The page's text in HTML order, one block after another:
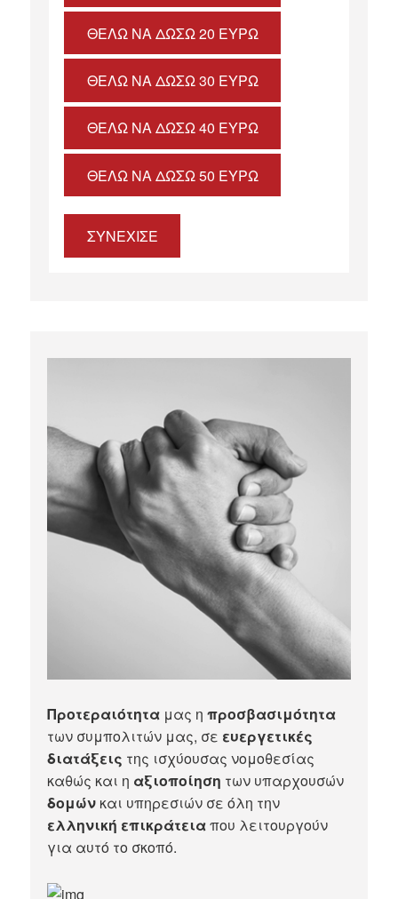
ΘΈΛΩ ΝΑ ΔΏΣΩ 20 ΕΥΡΏ
ΘΈΛΩ ΝΑ ΔΏΣΩ 30 ΕΥΡΏ
ΘΈΛΩ ΝΑ ΔΏΣΩ 40 ΕΥΡΏ
ΘΈΛΩ ΝΑ ΔΏΣΩ 50 ΕΥΡΏ
ΣΥΝΕΧΙΣΕ
Προτεραιότητα μας ηπροσβασιμότητα
των συμπολιτών μας, σε ευεργετικές
διατάξεις της ισχύουσας νομοθεσίας
καθώς και η αξιοποίηση των υπαρχουσών
δομών και υπηρεσιών σε όλη την
ελληνική επικράτειαπου λειτουργούν
για αυτό το σκοπό.​